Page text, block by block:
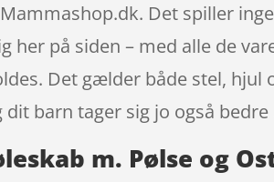
Det spiller
her på siden – med alle de
Det gælder både stel, hjul
barn tager sig jo også
m. Pølse og